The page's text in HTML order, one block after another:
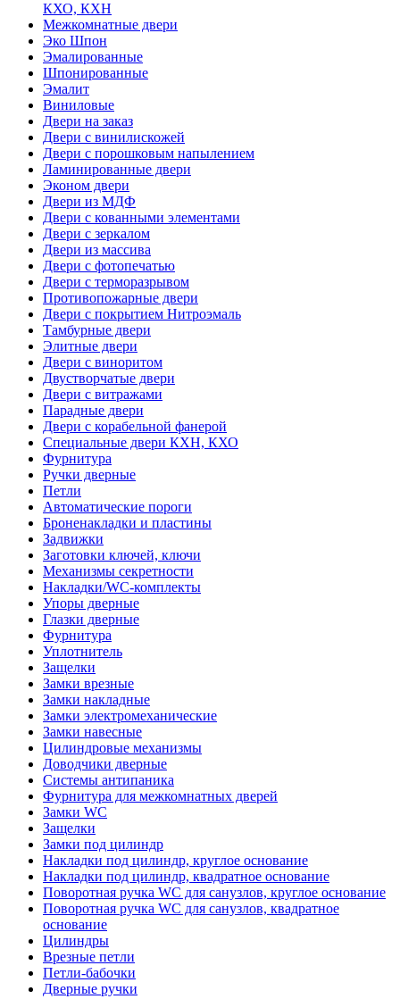
КХО, КХН
Межкомнатные двери
Эко Шпон
Эмалированные
Шпонированные
Эмалит
Виниловые
Двери на заказ
Двери с винилискожей
Двери с порошковым напылением
Ламинированные двери
Эконом двери
Двери из МДФ
Двери с кованными элементами
Двери с зеркалом
Двери из массива
Двери с фотопечатью
Двери с терморазрывом
Противопожарные двери
Двери с покрытием Нитроэмаль
Тамбурные двери
Элитные двери
Двери с виноритом
Двустворчатые двери
Двери с витражами
Парадные двери
Двери с корабельной фанерой
Специальные двери КХН, КХО
Фурнитура
Ручки дверные
Петли
Автоматические пороги
Броненакладки и пластины
Задвижки
Заготовки ключей, ключи
Механизмы секретности
Накладки/WC-комплекты
Упоры дверные
Глазки дверные
Фурнитура
Уплотнитель
Защелки
Замки врезные
Замки накладные
Замки электромеханические
Замки навесные
Цилиндровые механизмы
Доводчики дверные
Системы антипаника
Фурнитура для межкомнатных дверей
Замки WC
Защелки
Замки под цилиндр
Накладки под цилиндр, круглое основание
Накладки под цилиндр, квадратное основание
Поворотная ручка WC для санузлов, круглое основание
Поворотная ручка WC для санузлов, квадратное
основание
Цилиндры
Врезные петли
Петли-бабочки
Дверные ручки